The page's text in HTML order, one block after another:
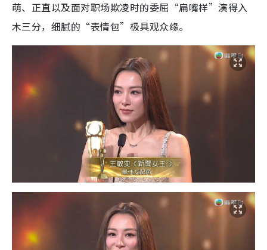
萌、正直以及面对职场欺凌时的委屈“扁嘴样”演得入
木三分，细腻的“表情包”极具观众缘。